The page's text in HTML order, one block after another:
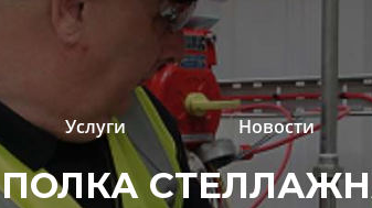
Услуги Новости
ПОЛКА